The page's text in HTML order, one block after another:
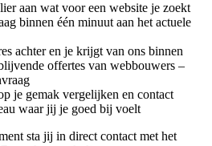
aan wat voor een website je zoekt
binnen één minuut aan het actuele
achter en je krijgt van ons binnen
offertes van webbouwers –
je gemak vergelijken en contact
waar jij je goed bij voelt
sta jij in direct contact met het